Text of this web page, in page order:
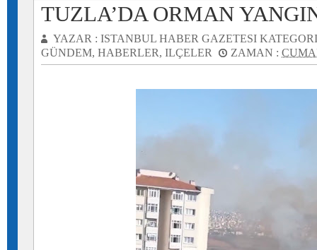
TUZLA’DA ORMAN
YAZAR : ISTANBUL HABER GAZETESI
GÜNDEM, HABERLER, ILÇELER ZAMAN :